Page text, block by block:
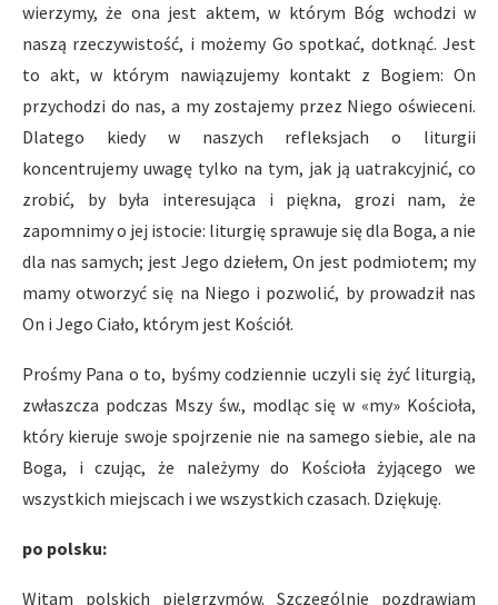
wierzymy, że ona jest aktem, w którym Bóg wchodzi w
naszą rzeczywistość, i możemy Go spotkać, dotknąć. Jest
to akt, w którym nawiązujemy kontakt z Bogiem: On
przychodzi do nas, a my zostajemy przez Niego oświeceni.
Dlatego kiedy w naszych refleksjach o liturgii
koncentrujemy uwagę tylko na tym, jak ją uatrakcyjnić, co
zrobić, by była interesująca i piękna, grozi nam, że
zapomnimy o jej istocie: liturgię sprawuje się dla Boga, a nie
dla nas samych; jest Jego dziełem, On jest podmiotem; my
mamy otworzyć się na Niego i pozwolić, by prowadził nas
On i Jego Ciało, którym jest Kościół.
Prośmy Pana o to, byśmy codziennie uczyli się żyć liturgią,
zwłaszcza podczas Mszy św., modląc się w «my» Kościoła,
który kieruje swoje spojrzenie nie na samego siebie, ale na
Boga, i czując, że należymy do Kościoła żyjącego we
wszystkich miejscach i we wszystkich czasach. Dziękuję.
po polsku:
Witam polskich pielgrzymów. Szczególnie pozdrawiam